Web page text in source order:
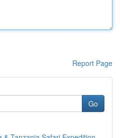
Report Page
Go